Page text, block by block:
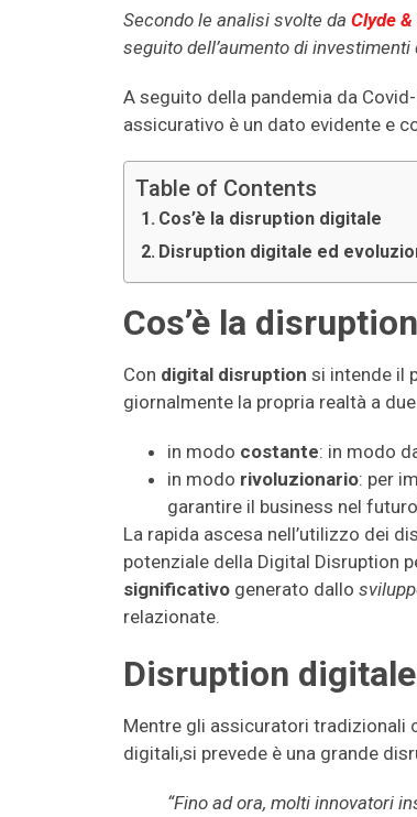
Secondo le analisi svolte da Clyde &
seguito dell’aumento di
A seguito della pandemia da
assicurativo è un dato evidente e
Table of Contents
Cos’è la disruption digitale
Disruption digitale ed
Cos’è la
Con digital disruption si intende il
giornalmente la propria realtà a
in modo costante: in modo
in modo rivoluzionario: per
garantire il business nel
La rapida ascesa nell’utilizzo dei
potenziale della Digital Disruption
significativo generato dallo
relazionate.
Disruption
Mentre gli assicuratori tradizionali
digitali,si prevede è una grande
“Fino ad ora, molti innovatori